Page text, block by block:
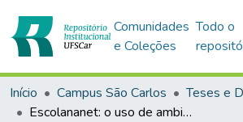
Comunidades
e Coleções
Todo o
Início Campus São Carlos
Teses e
Escolananet: o uso de ambiente virtual de aprendizagem (AVA) como ferramenta de apoio e estímulo à aprendizagem de física no ensino médio